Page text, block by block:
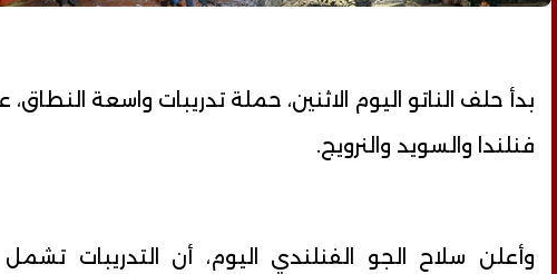
بدأ حلف الناتو اليوم الاثنين، حملة تدريبات واسعة
فنلندا والسويد والنرويج.